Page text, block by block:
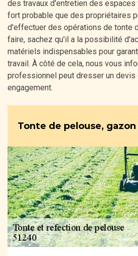
des travaux d'entretien des
fort probable que des propriétaires
d'effectuer des opérations de tonte
faire, sachez qu'il a la possibilité
matériels indispensables pour
travail. À côté de cela, nous vous
professionnel peut dresser un devis
engagement.
Tonte de pelouse,